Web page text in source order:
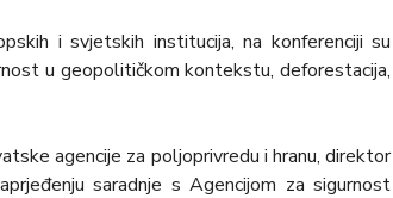
i svjetskih institucija, na konferenciji su
u geopolitičkom kontekstu, deforestacija,
agencije za poljoprivredu i hranu, direktor
saradnje s Agencijom za sigurnost